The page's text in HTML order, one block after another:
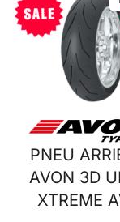
PNEU
AVON 3D
XTREME